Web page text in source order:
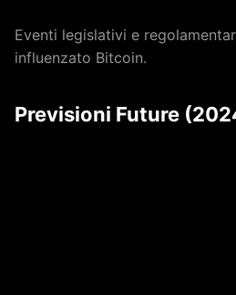
Eventi legislativi e
influenzato Bitcoin.
Previsioni Future